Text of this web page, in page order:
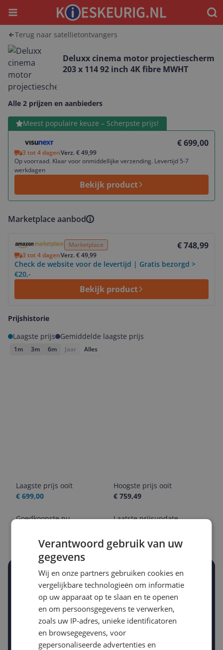
Menu
Terug naar satellietontvangers
Deluxx cinema motor projectiescherm
203 x 114 92 inch 4K fibre MWHT
Alle 2 prijzen en aanbieders
Meest populaire keuze – Scherpste prijs!
€ 699,00
3 tot 4 dagenVerz. € 49,99
Op voorraad. Klaar voor onmiddellijke verzending. Levertijd 5-7
werkdagen
Bekijk product
Bekijk product
Marketplace aanbod
Marketplace € 748,99
3 tot 4 dagenVerz. € 49,99
Check de website voor de levertijd | Gratis bezorgd >
€20,-
Bekijk product
Prijshistorie
Laagste prijs
Gemiddelde laagste prijs
1m 3m 6m Jaar Alles
Laagste prijs ooit
€ 699,00
Hoogste prijs ooit
€ 759,49
Goedkoopste nu
Laatste prijsupdate
Stel een alert in en mis geen prijsdaling
Krijg een seintje zodra de prijs zakt
Jouw e-mailadres
Gewenste daling of bedrag
Gewenste prijs
Verantwoord gebruik van uw
gegevens
Wij en onze partners gebruiken cookies en
vergelijkbare technologieën om informatie
op uw apparaat op te slaan en te openen
en om persoonsgegevens te verwerken,
zoals uw IP-adres, unieke identificatoren
en browsegegevens, voor
gepersonaliseerde advertenties en